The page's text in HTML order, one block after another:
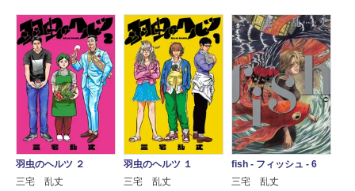
羽虫のヘルツ ２
三宅 乱丈
羽虫のヘルツ １
三宅 乱丈
fish - フィッシュ - 6
三宅 乱丈